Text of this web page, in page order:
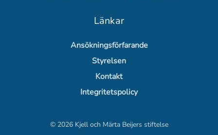
Länkar
Ansökningsförfarande
Styrelsen
Kontakt
Integritetspolicy
© 2026Kjell och Märta Beijers stiftelse